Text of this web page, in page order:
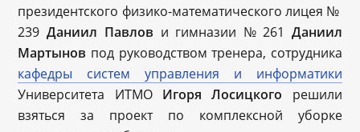
президентского физико-математического лицея №
239Даниил Павлов и гимназии № 261 Даниил
Мартынов под руководством тренера, сотрудника
кафедры систем управления и информатики
Университета ИТМО Игоря Лосицкого решили
взяться за проект по комплексной уборке